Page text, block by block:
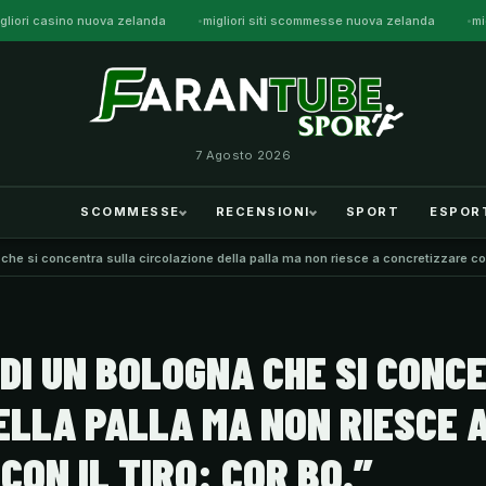
casino nuova zelanda migliori siti scommesse nuova zelanda
7 Agosto 2026
SCOMMESSE RECENSIONI SPORT
si concentra sulla circolazione della palla ma non riesce a concretizzare
UN BOLOGNA CHE SI
PALLA MA NON RIESCE
IL TIRO: COR BO.”